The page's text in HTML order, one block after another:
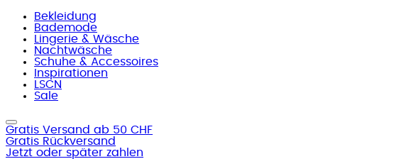
Bekleidung
Bademode
Lingerie & Wäsche
Nachtwäsche
Schuhe & Accessoires
Inspirationen
LSCN
Sale
Gratis Versand ab 50 CHF
Gratis Rückversand
Jetzt oder später zahlen